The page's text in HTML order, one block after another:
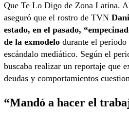
Que Te Lo Digo de Zona Latina.
aseguró que el rostro de TVN
estado, en el pasado,
de la exmodelo durante el periodo
escándalo mediático. Según el
buscaba realizar un reportaje que
deudas y comportamientos
“Mandó a hacer el